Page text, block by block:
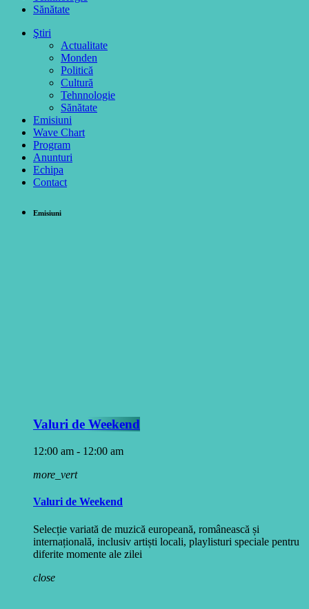
Sănătate
Ştiri
Actualitate
Monden
Politică
Cultură
Tehnnologie
Sănătate
Emisiuni
Wave Chart
Program
Anunturi
Echipa
Contact
Emisiuni
Valuri de Weekend
12:00 am - 12:00 am
more_vert
Valuri de Weekend
Selecție variată de muzică europeană, românească și
internațională, inclusiv artiști locali, playlisturi speciale pentru
diferite momente ale zilei
close